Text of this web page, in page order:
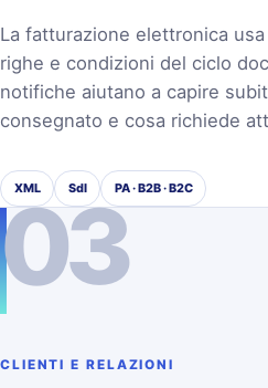
La fatturazione elettronica
righe e condizioni del ciclo
notifiche aiutano a capire
consegnato e cosa richiede
XML SdI PA · B2B · B2C
03
CLIENTI E RELAZIONI